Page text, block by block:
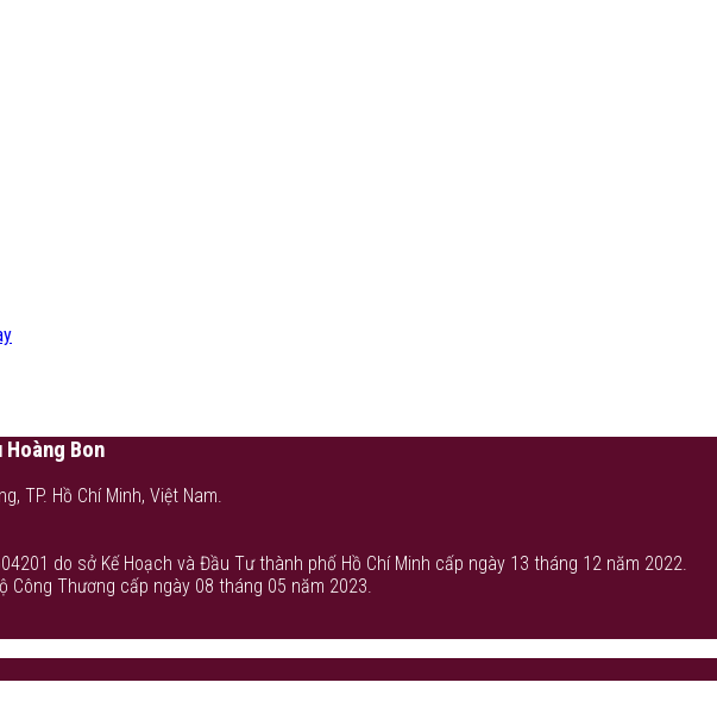
Bon
TP. Hồ Chí Minh, Việt Nam.
do sở Kế Hoạch và Đầu Tư thành phố Hồ Chí Minh cấp ngày 13 tháng 12 năm 2022.
Công Thương cấp ngày 08 tháng 05 năm 2023.